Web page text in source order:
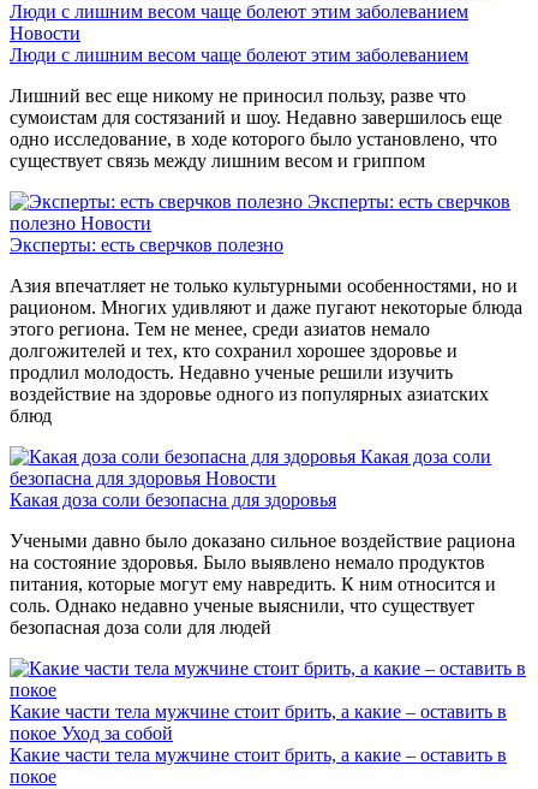
Люди с лишним весом чаще болеют этим заболеванием
Новости
Люди с лишним весом чаще болеют этим заболеванием
Лишний вес еще никому не приносил пользу, разве что
сумоистам для состязаний и шоу. Недавно завершилось еще
одно исследование, в ходе которого было установлено, что
существует связь между лишним весом и гриппом
Эксперты: есть сверчков
полезно Новости
Эксперты: есть сверчков полезно
Азия впечатляет не только культурными особенностями, но и
рационом. Многих удивляют и даже пугают некоторые блюда
этого региона. Тем не менее, среди азиатов немало
долгожителей и тех, кто сохранил хорошее здоровье и
продлил молодость. Недавно ученые решили изучить
воздействие на здоровье одного из популярных азиатских
блюд
Какая доза соли
безопасна для здоровья Новости
Какая доза соли безопасна для здоровья
Учеными давно было доказано сильное воздействие рациона
на состояние здоровья. Было выявлено немало продуктов
питания, которые могут ему навредить. К ним относится и
соль. Однако недавно ученые выяснили, что существует
безопасная доза соли для людей
Какие части тела мужчине стоит брить, а какие – оставить в
покое Уход за собой
Какие части тела мужчине стоит брить, а какие – оставить в
покое